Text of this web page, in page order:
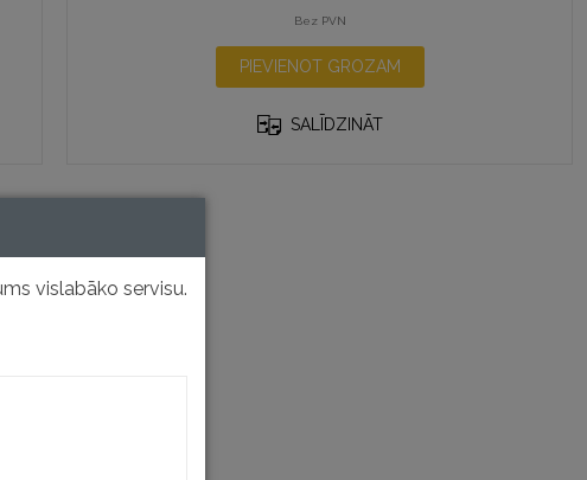
Bez PVN
PIEVIENOT GROZAM
SALĪDZINĀT
vislabāko servisu.